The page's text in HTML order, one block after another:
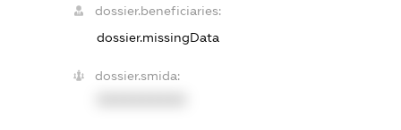
dossier.beneficiaries:
dossier.missingData
dossier.smida: